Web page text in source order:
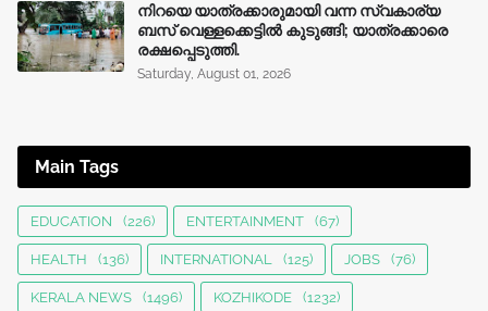
നിറയെ യാത്രക്കാരുമായി വന്ന സ്വകാര്യ
ബസ് വെള്ളക്കെട്ടിൽ കുടുങ്ങി; യാത്രക്കാരെ
രക്ഷപ്പെടുത്തി.
Saturday, August 01, 2026
Main Tags
EDUCATION (226) ENTERTAINMENT (67)
HEALTH (136) INTERNATIONAL (125) JOBS (76)
KERALA NEWS (1496) KOZHIKODE (1232)